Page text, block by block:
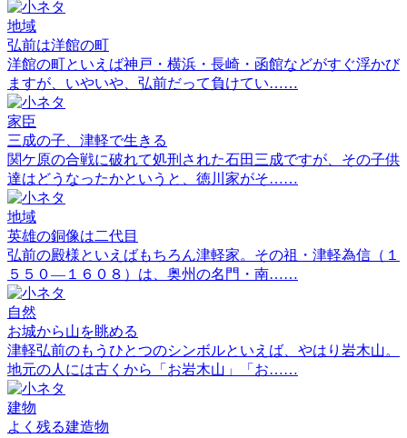
地域
弘前は洋館の町
洋館の町といえば神戸・横浜・長崎・函館などがすぐ浮かび
ますが、いやいや、弘前だって負けてい……
家臣
三成の子、津軽で生きる
関ケ原の合戦に破れて処刑された石田三成ですが、その子供
達はどうなったかというと、徳川家がそ……
地域
英雄の銅像は二代目
弘前の殿様といえばもちろん津軽家。その祖・津軽為信（１
５５０―１６０８）は、奥州の名門・南……
自然
お城から山を眺める
津軽弘前のもうひとつのシンボルといえば、やはり岩木山。
地元の人には古くから「お岩木山」「お……
建物
よく残る建造物